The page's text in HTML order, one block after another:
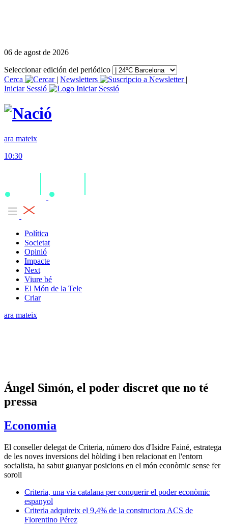
06 de agost de 2026
Seleccionar edición del periódico
Cerca
| Newsletters
|
Iniciar Sessió
ara mateix
10:30
Política
Societat
Opinió
Impacte
Next
Viure bé
El Món de la Tele
Criar
ara mateix
Ángel Simón, el poder discret que no té
pressa
Economia
El conseller delegat de Criteria, número dos d'Isidre Fainé, estratega
de les noves inversions del hòlding i ben relacionat en l'entorn
socialista, ha sabut guanyar posicions en el món econòmic sense fer
soroll
Criteria, una via catalana per conquerir el poder econòmic
espanyol
Criteria adquireix el 9,4% de la constructora ACS de
Florentino Pérez